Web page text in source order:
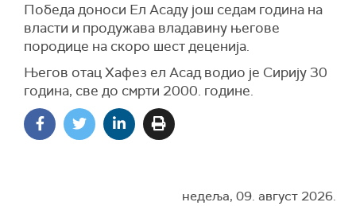
Победа доноси Ел Асаду још седам година на
власти и продужава владавину његове
породице на скоро шест деценија.
Његов отац Хафез ел Асад водио је Сирију 30
година, све до смрти 2000. године.
недеља, 09. август 2026.